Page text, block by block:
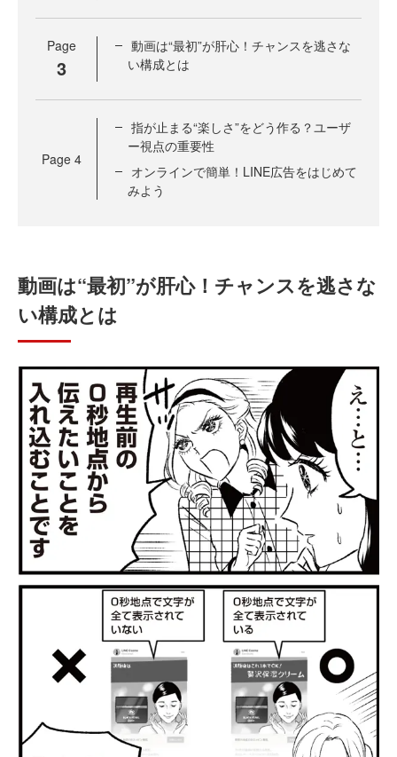
Page
3
動画は“最初”が肝心！チャンスを逃さな
い構成とは
Page 4
指が止まる“楽しさ”をどう作る？ユーザ
ー視点の重要性
オンラインで簡単！LINE広告をはじめて
みよう
動画は“最初”が肝心！チャンスを逃さな
い構成とは